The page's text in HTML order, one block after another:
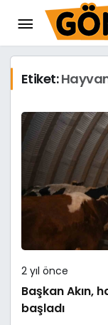
Etiket:
2 yıl önce
Başkan Akın,
başladı